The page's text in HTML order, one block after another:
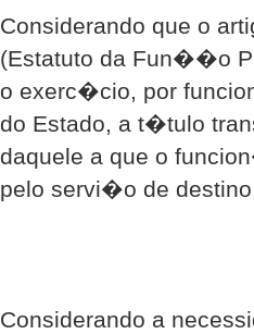
Considerando que o
(Estatuto da Fun��o
o exerc�cio, por
do Estado, a t�tulo
daquele a que o
pelo servi�o de
Considerando a